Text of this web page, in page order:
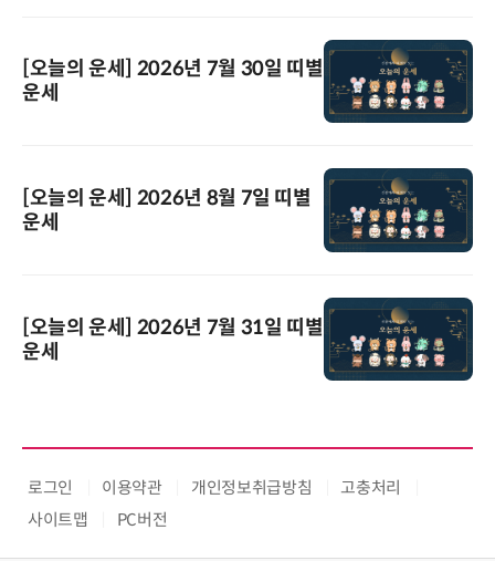
[오늘의 운세] 2026년 7월 30일 띠별
운세
[오늘의 운세] 2026년 8월 7일 띠별
운세
[오늘의 운세] 2026년 7월 31일 띠별
운세
로그인 이용약관 개인정보취급방침
고충처리
사이트맵
PC버전